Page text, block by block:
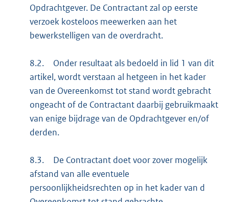
Opdrachtgever. De Contractant zal op eerste
verzoek kosteloos meewerken aan het
bewerkstelligen van de overdracht.
8.2.
Onder resultaat als bedoeld in lid 1 van dit
artikel, wordt verstaan al hetgeen in het kader
van de Overeenkomst tot stand wordt gebracht
ongeacht of de Contractant daarbij gebruikmaakt
van enige bijdrage van de Opdrachtgever en/of
derden.
8.3.
De Contractant doet voor zover mogelijk
afstand van alle eventuele
persoonlijkheidsrechten op in het kader van d